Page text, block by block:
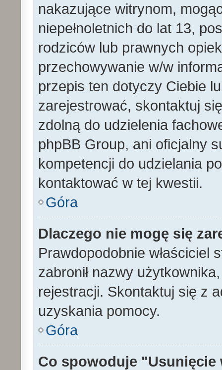
nakazujące witrynom,
niepełnoletnich do lat 13,
rodziców lub prawnych
przechowywanie w/w
przepis ten dotyczy Ciebie
zarejestrować, skontaktuj
zdolną do udzielenia
phpBB Group, ani oficjalny
kompetencji do udzielania
kontaktować w tej kwestii.
Góra
Dlaczego nie mogę się
Prawdopodobnie właściciel
zabronił nazwy
rejestracji. Skontaktuj się z
uzyskania pomocy.
Góra
Co spowoduje